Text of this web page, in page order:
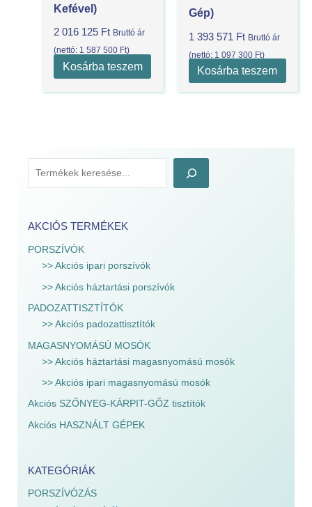
AKCIÓS TERMÉKEK
PORSZÍVÓK
>> Akciós ipari porszívók
>> Akciós háztartási porszívók
PADOZATTISZTÍTÓK
>> Akciós padozattisztítók
MAGASNYOMÁSÚ MOSÓK
>> Akciós háztartási magasnyomású mosók
>> Akciós ipari magasnyomású mosók
Akciós SZŐNYEG-KÁRPIT-GŐZ tisztítók
Akciós HASZNÁLT GÉPEK
KATEGÓRIÁK
PORSZÍVÓZÁS
Kefével)
2 016 125 Ft Bruttó ár
(nettó: 1 587 500 Ft)
Kosárba teszem
Gép)
1 393 571 Ft Bruttó ár
(nettó: 1 097 300 Ft)
Kosárba teszem